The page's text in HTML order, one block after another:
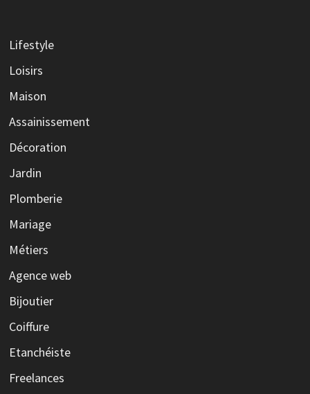
Lifestyle
Loisirs
Maison
Assainissement
Décoration
Jardin
Plomberie
Mariage
Métiers
Agence web
Bijoutier
Coiffure
Etanchéiste
Freelances